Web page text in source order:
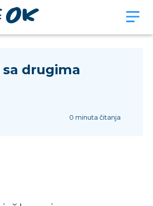
sa drugima
0 minuta čitanja